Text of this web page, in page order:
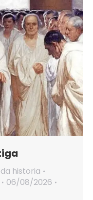
historia
06/08/2026